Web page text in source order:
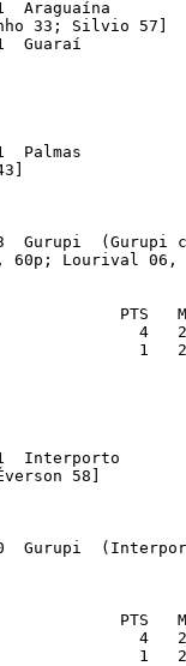
Araguaína
33; Silvio 57]
Guaraí
(Gurupi
60p; Lourival 06,
PTS   M
4   2
1
Interporto
58]
PTS   M
4   2
1   2